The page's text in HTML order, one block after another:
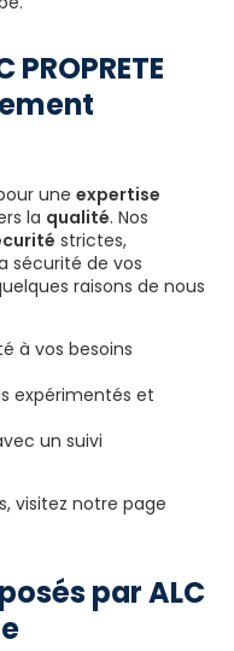
une expertise
la qualité. Nos
strictes,
sécurité de vos
raisons de nous
à vos besoins
expérimentés et
un suivi
visitez notre page
par ALC